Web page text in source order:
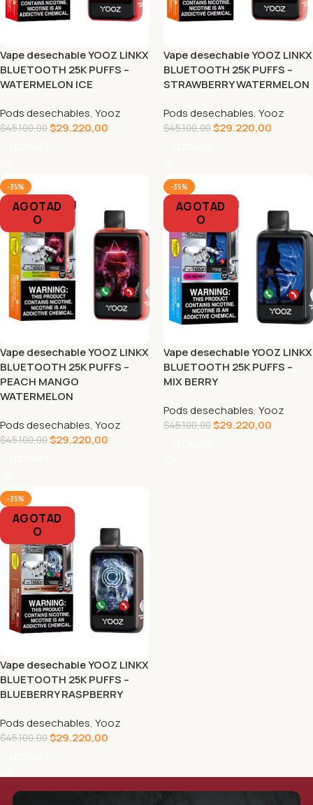
Vape desechable YOOZ LINKX
BLUETOOTH 25K PUFFS –
WATERMELON ICE
Pods desechables, Yooz
$45.100,00$29.220,00
Vape desechable YOOZ LINKX
BLUETOOTH 25K PUFFS –
STRAWBERRY WATERMELON
Pods desechables, Yooz
$45.100,00$29.220,00
-35%
AGOTAD
O
Vape desechable YOOZ LINKX
BLUETOOTH 25K PUFFS –
PEACH MANGO
WATERMELON
Pods desechables, Yooz
$45.100,00$29.220,00
-35%
AGOTAD
O
Vape desechable YOOZ LINKX
BLUETOOTH 25K PUFFS –
MIX BERRY
Pods desechables, Yooz
$45.100,00$29.220,00
-35%
AGOTAD
O
Vape desechable YOOZ LINKX
BLUETOOTH 25K PUFFS –
BLUEBERRY RASPBERRY
Pods desechables, Yooz
$45.100,00$29.220,00